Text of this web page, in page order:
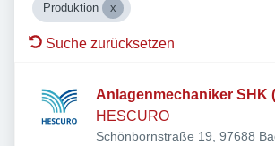
Produktion
Suche zurücksetzen
Anlagenmechaniker SHK
HESCURO
Schönbornstraße 19, 97688